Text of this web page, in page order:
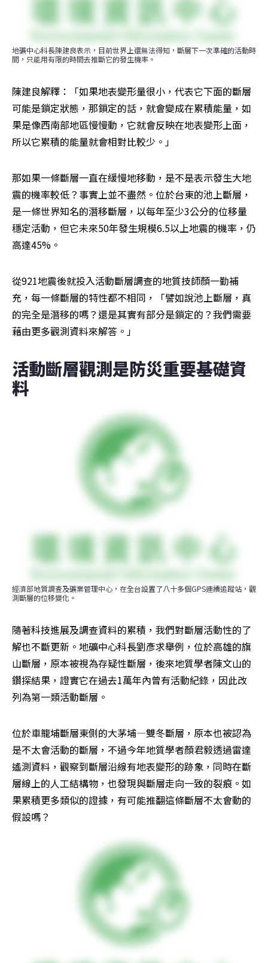
地礦中心科長陳建良表示，目前世界上還無法得知，斷層下一次準確的活動時
間，只能用有限的時間去推斷它的發生機率。
陳建良解釋：「如果地表變形量很小，代表它下面的斷層
可能是鎖定狀態，那鎖定的話，就會變成在累積能量，如
果是像西南部地區慢慢動，它就會反映在地表變形上面，
所以它累積的能量就會相對比較少。」
那如果一條斷層一直在緩慢地移動，是不是表示發生大地
震的機率較低？事實上並不盡然。位於台東的池上斷層，
是一條世界知名的潛移斷層，以每年至少3公分的位移量
穩定活動，但它未來50年發生規模6.5以上地震的機率，仍
高達45%。
從921地震後就投入活動斷層調查的地質技師顏一勤補
充，每一條斷層的特性都不相同，「譬如說池上斷層，真
的完全是潛移的嗎？還是其實有部分是鎖定的？我們需要
藉由更多觀測資料來解答。」
活動斷層觀測是防災重要基礎資
料
經濟部地質調查及礦業管理中心，在全台設置了八十多個GPS連續追蹤站，觀
測斷層的位移變化。
隨著科技進展及調查資料的累積，我們對斷層活動性的了
解也不斷更新。地礦中心科長劉彥求舉例，位於高雄的旗
山斷層，原本被視為存疑性斷層，後來地質學者陳文山的
鑽探結果，證實它在過去1萬年內曾有活動紀錄，因此改
列為第一類活動斷層。
位於車籠埔斷層東側的大茅埔—雙冬斷層，原本也被認為
是不太會活動的斷層，不過今年地質學者顏君毅透過雷達
遙測資料，觀察到斷層沿線有地表變形的跡象，同時在斷
層線上的人工結構物，也發現與斷層走向一致的裂痕。如
果累積更多類似的證據，有可能推翻這條斷層不太會動的
假設嗎？